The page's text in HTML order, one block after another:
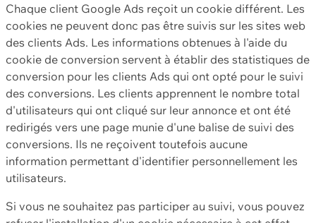
Chaque client Google Ads reçoit un cookie différent. Les
cookies ne peuvent donc pas être suivis sur les sites web
des clients Ads. Les informations obtenues à l'aide du
cookie de conversion servent à établir des statistiques de
conversion pour les clients Ads qui ont opté pour le suivi
des conversions. Les clients apprennent le nombre total
d'utilisateurs qui ont cliqué sur leur annonce et ont été
redirigés vers une page munie d'une balise de suivi des
conversions. Ils ne reçoivent toutefois aucune
information permettant d'identifier personnellement les
utilisateurs.
Si vous ne souhaitez pas participer au suivi, vous pouvez